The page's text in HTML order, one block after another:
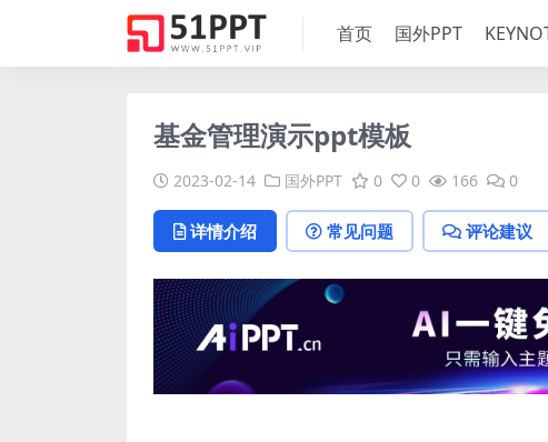
首页 国外PPT
基金管理演示ppt模板
2023-02-14 国外PPT 0 0 166 0
详情介绍 常见问题 评论建议